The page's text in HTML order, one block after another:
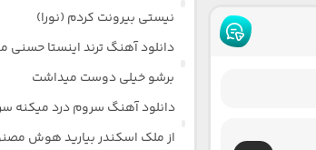
نیستی بیرونت کردم (نورا)
دانلود آهنگ ترند اینستا حسنی
برشو خیلی دوست میداشت
دانلود آهنگ سروم درد میکنه
از ملک اسکندر بیارید هوش